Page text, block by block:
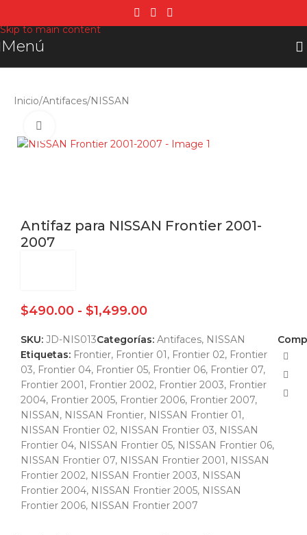
Skip to main content
Menú
Inicio/Antifaces/NISSAN
Antifaz para NISSAN Frontier 2001-
2007
$490.00 - $1,499.00
SKU: JD-NIS013Categorías: Antifaces, NISSAN
Etiquetas: Frontier, Frontier 01 , Frontier 02, Frontier
03, Frontier 04, Frontier 05, Frontier 06, Frontier 07,
Frontier 2001 , Frontier 2002, Frontier 2003, Frontier
2004, Frontier 2005, Frontier 2006, Frontier 2007,
NISSAN , NISSAN Frontier, NISSAN Frontier 01 ,
NISSAN Frontier 02, NISSAN Frontier 03, NISSAN
Frontier 04, NISSAN Frontier 05, NISSAN Frontier 06,
NISSAN Frontier 07, NISSAN Frontier 2001 , NISSAN
Frontier 2002, NISSAN Frontier 2003, NISSAN
Frontier 2004, NISSAN Frontier 2005, NISSAN
Frontier 2006, NISSAN Frontier 2007